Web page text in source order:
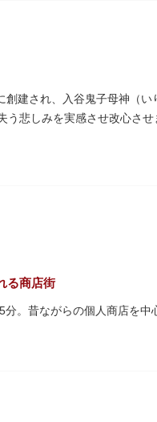
ジョサイア・コンドルによ
イスの山小屋風の撞球室（
着順で限定公開されています
れるとあって見ごたえ抜群
初期の形を残しています。
建され、入谷鬼子母神（
う悲しみを実感させ改心さ
る商店街
分。昔ながらの個人商店を
然発生的に生まれ、現在の
ットとして、近隣住民だけ